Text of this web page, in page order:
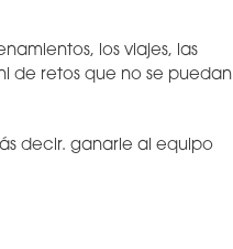
los viajes, las
de retos que no se puedan
decir. ganarle al equipo